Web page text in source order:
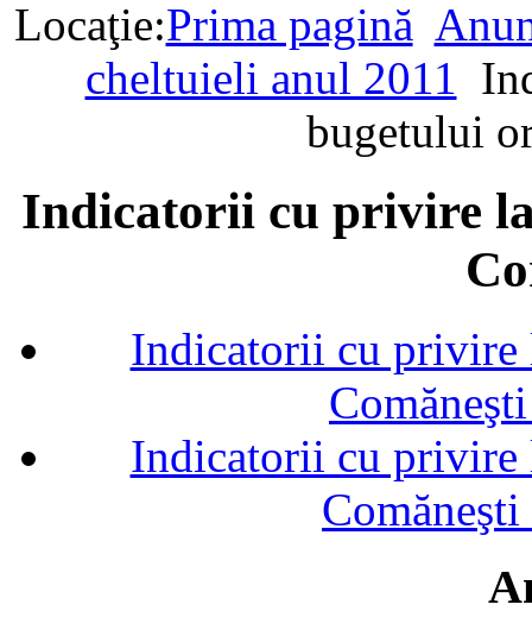
Locaţie:Prima pagină
cheltuieli anul 2011
bugetului
Indicatorii cu privire
Indicatorii cu privire
Indicatorii cu privire